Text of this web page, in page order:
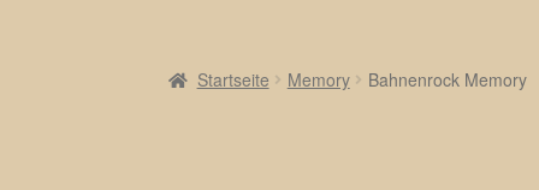
Startseite Memory Bahnenrock Memory